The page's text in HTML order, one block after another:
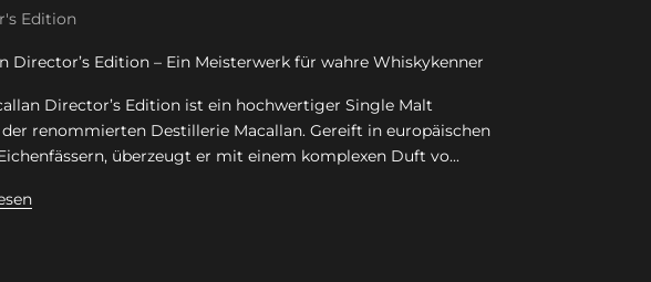
Edition
Director’s Edition – Ein Meisterwerk für wahre Whiskykenner
Director’s Edition ist ein hochwertiger Single Malt
renommierten Destillerie Macallan. Gereift in europäischen
überzeugt er mit einem komplexen Duft vo...